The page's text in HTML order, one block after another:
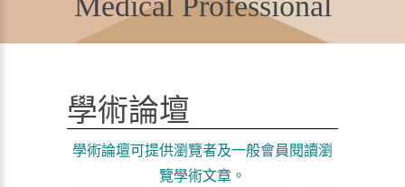
學術論壇
學術論壇可提供瀏覽者及一般會員閱讀瀏
覽學術文章。